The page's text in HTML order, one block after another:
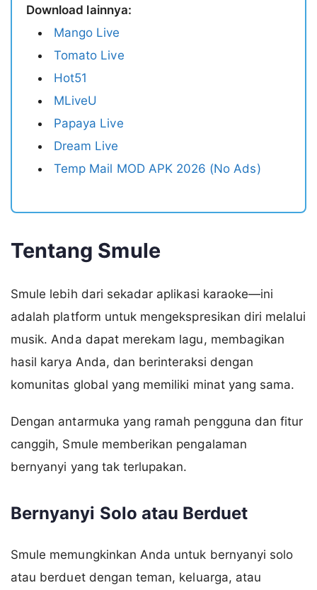
Download lainnya:
Mango Live
Tomato Live
Hot51
MLiveU
Papaya Live
Dream Live
Temp Mail MOD APK 2026 (No Ads)
Tentang Smule
Smule lebih dari sekadar aplikasi karaoke—ini
adalah platform untuk mengekspresikan diri melalui
musik. Anda dapat merekam lagu, membagikan
hasil karya Anda, dan berinteraksi dengan
komunitas global yang memiliki minat yang sama.
Dengan antarmuka yang ramah pengguna dan fitur
canggih, Smule memberikan pengalaman
bernyanyi yang tak terlupakan.
Bernyanyi Solo atau Berduet
Smule memungkinkan Anda untuk bernyanyi solo
atau berduet dengan teman, keluarga, atau